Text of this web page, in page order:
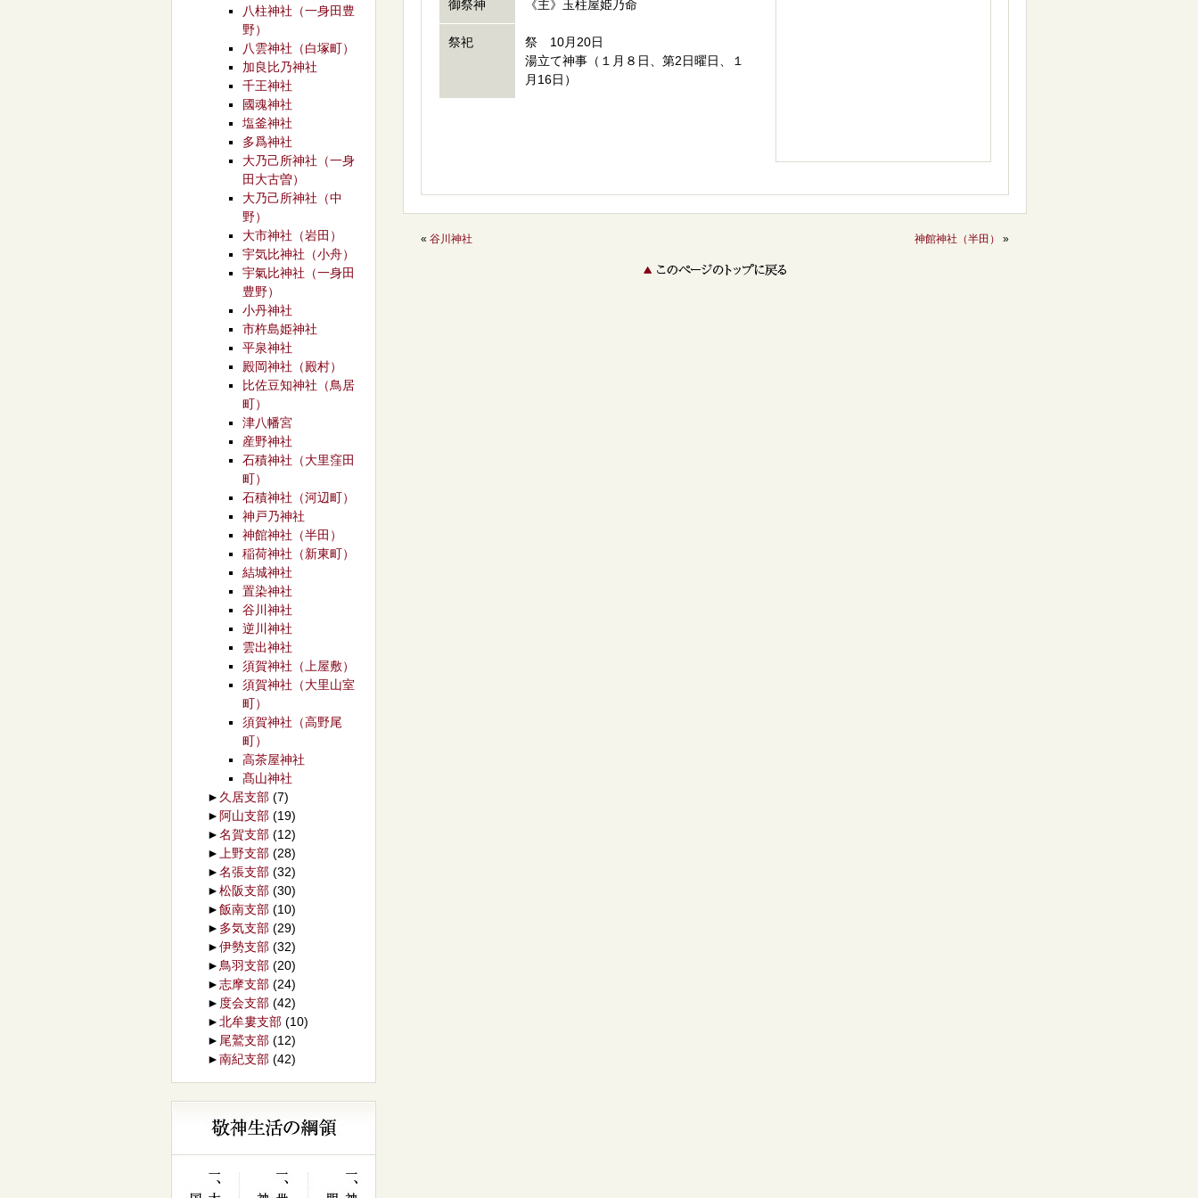
御祭神 《主》玉柱屋姫乃命
祭祀
祭 10月20日
湯立て神事（１月８日、第2日曜日、１
月16日）
« 谷川神社 神館神社（半田） »
八柱神社（一身田豊
野）
八雲神社（白塚町）
加良比乃神社
千王神社
國魂神社
塩釜神社
多爲神社
大乃己所神社（一身
田大古曽）
大乃己所神社（中
野）
大市神社（岩田）
宇気比神社（小舟）
宇氣比神社（一身田
豊野）
小丹神社
市杵島姫神社
平泉神社
殿岡神社（殿村）
比佐豆知神社（鳥居
町）
津八幡宮
産野神社
石積神社（大里窪田
町）
石積神社（河辺町）
神戸乃神社
神館神社（半田）
稲荷神社（新東町）
結城神社
置染神社
谷川神社
逆川神社
雲出神社
須賀神社（上屋敷）
須賀神社（大里山室
町）
須賀神社（高野尾
町）
高茶屋神社
髙山神社
► 久居支部 (7)
► 阿山支部 (19)
►名賀支部 (12)
►
上野支部 (28)
►名張支部 (32)
►松阪支部 (30)
►飯南支部 (10)
► 多気支部 (29)
►伊勢支部 (32)
► 鳥羽支部 (20)
►志摩支部 (24)
► 度会支部 (42)
►北牟婁支部 (10)
► 尾鷲支部 (12)
►南紀支部 (42)